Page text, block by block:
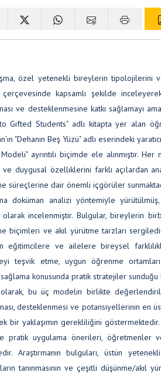
özel yetenekli bireylerin tipolojilerini
kapsamlı şekilde
ve desteklenmesine katkı sağlamayı
Gifted Students" adlı kitapta yer alan
"Dehanın Beş Yüzü" adlı eserindeki
ayrıntılı biçimde ele alınmıştır.
duygusal özelliklerini farklı açılardan
süreçlerine dair önemli içgörüler
doküman analizi yöntemiyle
olarak incelenmiştir. Bulgular, bireylerin
biçimleri ve akıl yürütme tarzları
eğitimcilere ve ailelere bireysel
teşvik etme, uygun öğrenme
konusunda pratik stratejiler
bu üç modelin birlikte
desteklenmesi ve potansiyellerinin en
bir yaklaşımın gerekliliğini
pratik uygulama önerileri, öğretmenler
Araştırmanın bulguları, üstün
tanınmasının ve çeşitli düşünme/akıl